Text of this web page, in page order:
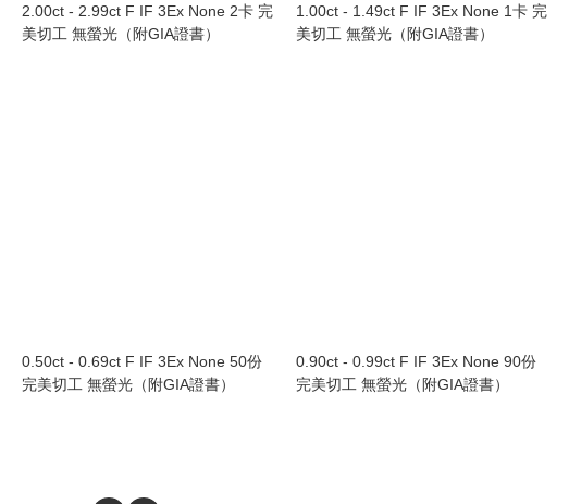
2.00ct - 2.99ct F IF 3Ex None 2卡 完
美切工 無螢光（附GIA證書）
1.00ct - 1.49ct F IF 3Ex None 1卡 完
美切工 無螢光（附GIA證書）
0.50ct - 0.69ct F IF 3Ex None 50份
完美切工 無螢光（附GIA證書）
0.90ct - 0.99ct F IF 3Ex None 90份
完美切工 無螢光（附GIA證書）